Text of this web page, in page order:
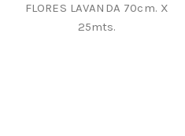
FLORES LAVANDA 70cm. X
25mts.